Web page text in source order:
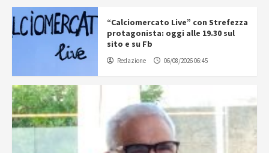
“Calciomercato Live” con Strefezza
protagonista: oggi alle 19.30 sul
sito e su Fb
Redazione 06/08/2026 06:45